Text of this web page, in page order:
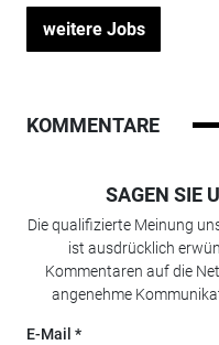
weitere Jobs
KOMMENTARE
SAGEN SIE
Die qualifizierte Meinung
ist ausdrücklich
Kommentaren auf die
angenehme
E-Mail